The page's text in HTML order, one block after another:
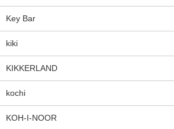
Key Bar
kiki
KIKKERLAND
kochi
KOH-I-NOOR